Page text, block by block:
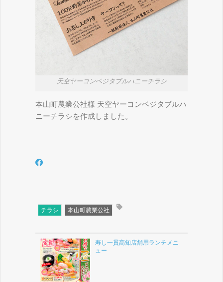
天空ヤーコンベジタブルハニーチラシ
本山町農業公社様 天空ヤーコンベジタブルハ
ニーチラシを作成しました。
チラシ 本山町農業公社
寿し一貫高知店舗用ランチメニ
ュー